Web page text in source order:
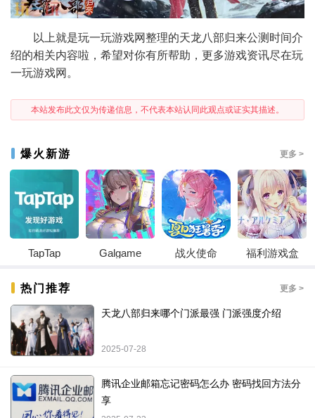
以上就是玩一玩游戏网整理的天龙八部归来公测时间介
绍的相关内容啦，希望对你有所帮助，更多游戏资讯尽在玩
一玩游戏网。
本站发布此文仅为传递信息，不代表本站认同此观点或证实其描述。
爆火新游 更多 >
TapTap Galgame 战火使命 福利游戏盒
热门推荐 更多 >
天龙八部归来哪个门派最强 门派强度介绍
2025-07-28
腾讯企业邮箱忘记密码怎么办 密码找回方法​分
享